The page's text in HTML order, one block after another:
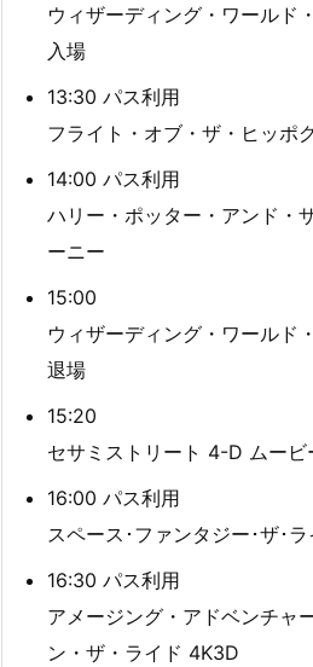
ウィザーディング・ワールド
入場
13:30 パス利用
フライト・オブ・ザ・ヒッポ
14:00 パス利用
ハリー・ポッター・アンド・
ーニー
15:00
ウィザーディング・ワールド
退場
15:20
セサミストリート 4-D ムービ
16:00 パス利用
スペース･ファンタジー･ザ･ラ
16:30 パス利用
アメージング・アドベンチャ
ン・ザ・ライド 4K3D